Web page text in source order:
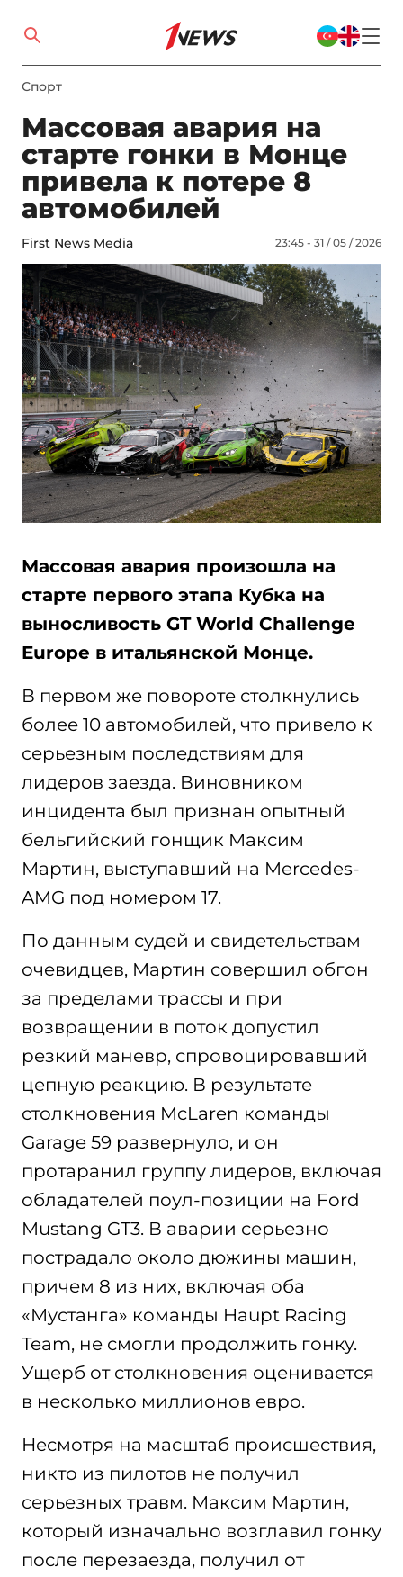
Спорт
Массовая авария на
старте гонки в Монце
привела к потере 8
автомобилей
First News Media 23:45 - 31 / 05 / 2026
Массовая авария произошла на
старте первого этапа Кубка на
выносливость GT World Challenge
Europe в итальянской Монце.
В первом же повороте столкнулись
более 10 автомобилей, что привело к
серьезным последствиям для
лидеров заезда. Виновником
инцидента был признан опытный
бельгийский гонщик Максим
Мартин, выступавший на Mercedes-
AMG под номером 17.
По данным судей и свидетельствам
очевидцев, Мартин совершил обгон
за пределами трассы и при
возвращении в поток допустил
резкий маневр, спровоцировавший
цепную реакцию. В результате
столкновения McLaren команды
Garage 59 развернуло, и он
протаранил группу лидеров, включая
обладателей поул-позиции на Ford
Mustang GT3. В аварии серьезно
пострадало около дюжины машин,
причем 8 из них, включая оба
«Мустанга» команды Haupt Racing
Team, не смогли продолжить гонку.
Ущерб от столкновения оценивается
в несколько миллионов евро.
Несмотря на масштаб происшествия,
никто из пилотов не получил
серьезных травм. Максим Мартин,
который изначально возглавил гонку
после перезаезда, получил от